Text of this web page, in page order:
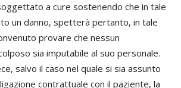
a cure sostenendo che in tale
un danno, spetterà pertanto, in tale
provare che nessun
sia imputabile al suo personale.
salvo il caso nel quale si sia assunto
contrattuale con il paziente, la